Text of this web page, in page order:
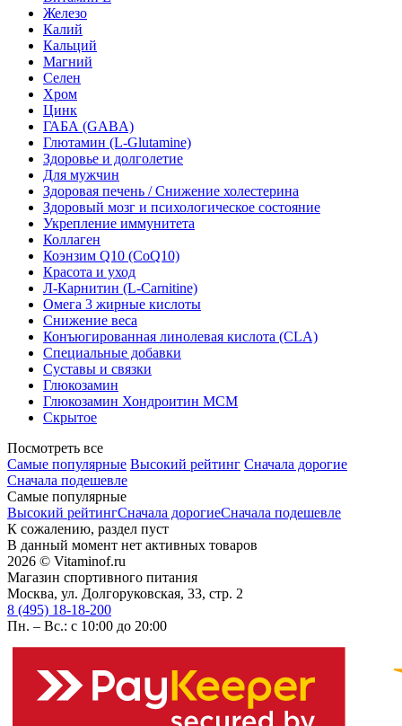
Железо
Калий
Кальций
Магний
Селен
Хром
Цинк
ГАБА (GABA)
Глютамин (L-Glutamine)
Здоровье и долголетие
Для мужчин
Здоровая печень / Cнижение холестерина
Здоровый мозг и психологическое состояние
Укрепление иммунитета
Коллаген
Коэнзим Q10 (CoQ10)
Красота и уход
Л-Карнитин (L-Сarnitine)
Омега 3 жирные кислоты
Снижение веса
Конъюгированная линолевая кислота (CLA)
Специальные добавки
Суставы и связки
Глюкозамин
Глюкозамин Хондроитин МСМ
Скрытое
Посмотреть все
Самые популярные Высокий рейтинг Сначала дорогие
Сначала подешевле
Самые популярные
Высокий рейтингСначала дорогиеСначала подешевле
К сожалению, раздел пуст
В данный момент нет активных товаров
2026 © Vitaminof.ru
Магазин спортивного питания
Москва, ул. Долгоруковская, 33, стр. 2
8 (495) 18-18-200
Пн. – Вс.: с 10:00 до 20:00